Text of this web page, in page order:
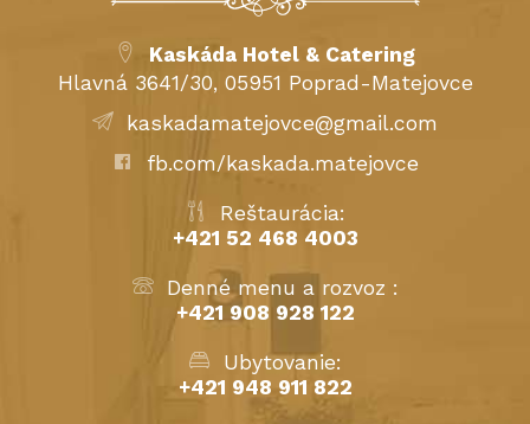
Kaskáda Hotel & Catering
Hlavná 3641/30, 05951 Poprad-Matejovce
kaskadamatejovce@gmail.com
fb.com/kaskada.matejovce
Reštaurácia:
+421 52 468 4003
Denné menu a rozvoz :
+421 908 928 122
Ubytovanie:
+421 948 911 822